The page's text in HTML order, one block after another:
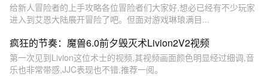
给新人冒险者的上手攻略各位冒险者们大家好,想必已经有不少玩家
进入到艾恩大陆展开冒险了吧。但面对游戏琳琅满目...
疯狂的节奏：魔兽6.0前夕毁灭术Livion2V2视频
第一次见到Livion这位术士的视频,其视频画面颜色明显经过细调,音
乐也非常带感,JJC表现也不错,推荐一阅。